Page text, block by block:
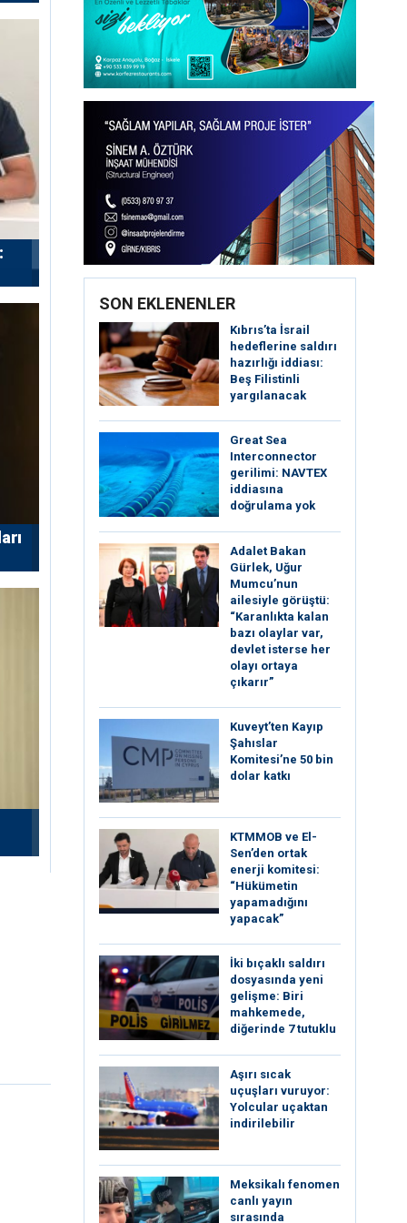
SON EKLENENLER
Kıbrıs’ta İsrail
hedeflerine saldırı
hazırlığı iddiası:
Beş Filistinli
yargılanacak
Great Sea
Interconnector
gerilimi: NAVTEX
iddiasına
doğrulama yok
Adalet Bakan
Gürlek, Uğur
Mumcu’nun
ailesiyle görüştü:
“Karanlıkta kalan
bazı olaylar var,
devlet isterse her
olayı ortaya
çıkarır”
Kuveyt’ten Kayıp
Şahıslar
Komitesi’ne 50 bin
dolar katkı
KTMMOB ve El-
Sen’den ortak
enerji komitesi:
“Hükümetin
yapamadığını
yapacak”
İki bıçaklı saldırı
dosyasında yeni
gelişme: Biri
mahkemede,
diğerinde 7 tutuklu
Aşırı sıcak
uçuşları vuruyor:
Yolcular uçaktan
indirilebilir
Meksikalı fenomen
canlı yayın
sırasında